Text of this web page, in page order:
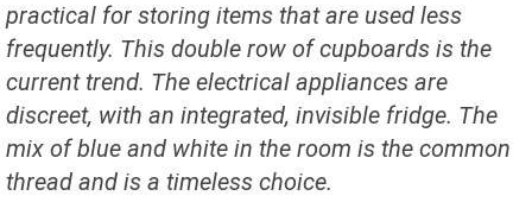
practical for storing items that are used less
frequently. This double row of cupboards is the
current trend. The electrical appliances are
discreet, with an integrated, invisible fridge. The
mix of blue and white in the room is the common
thread and is a timeless choice.